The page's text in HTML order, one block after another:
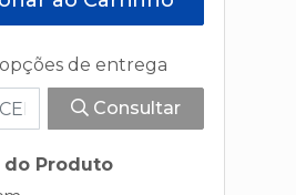
de entrega
Consultar
do Produto